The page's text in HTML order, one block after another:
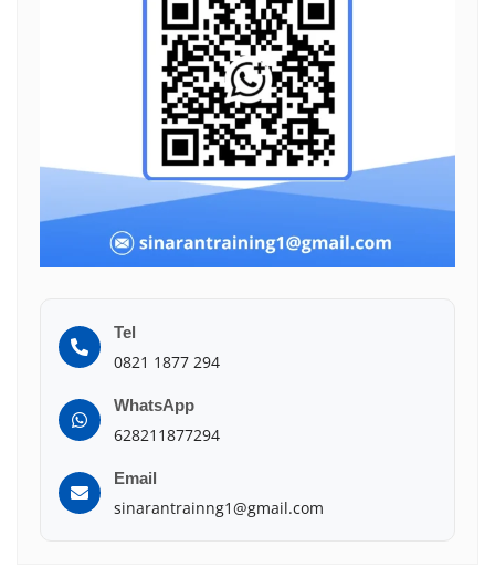
Tel
0821 1877 294
WhatsApp
628211877294
Email
sinarantrainng1@gmail.com